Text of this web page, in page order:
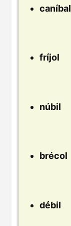
caníbal
fríjol
núbil
brécol
débil